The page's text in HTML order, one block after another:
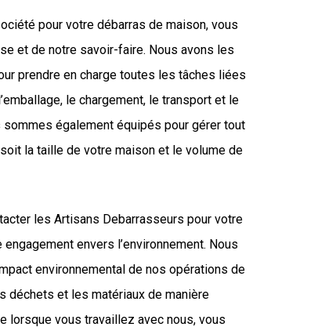
pour votre débarras de maison, vous
et de notre savoir-faire. Nous avons les
prendre en charge toutes les tâches liées
le chargement, le transport et le
également équipés pour gérer tout
la taille de votre maison et le volume de
les Artisans Debarrasseurs pour votre
envers l’environnement. Nous
environnemental de nos opérations de
déchets et les matériaux de manière
lorsque vous travaillez avec nous, vous